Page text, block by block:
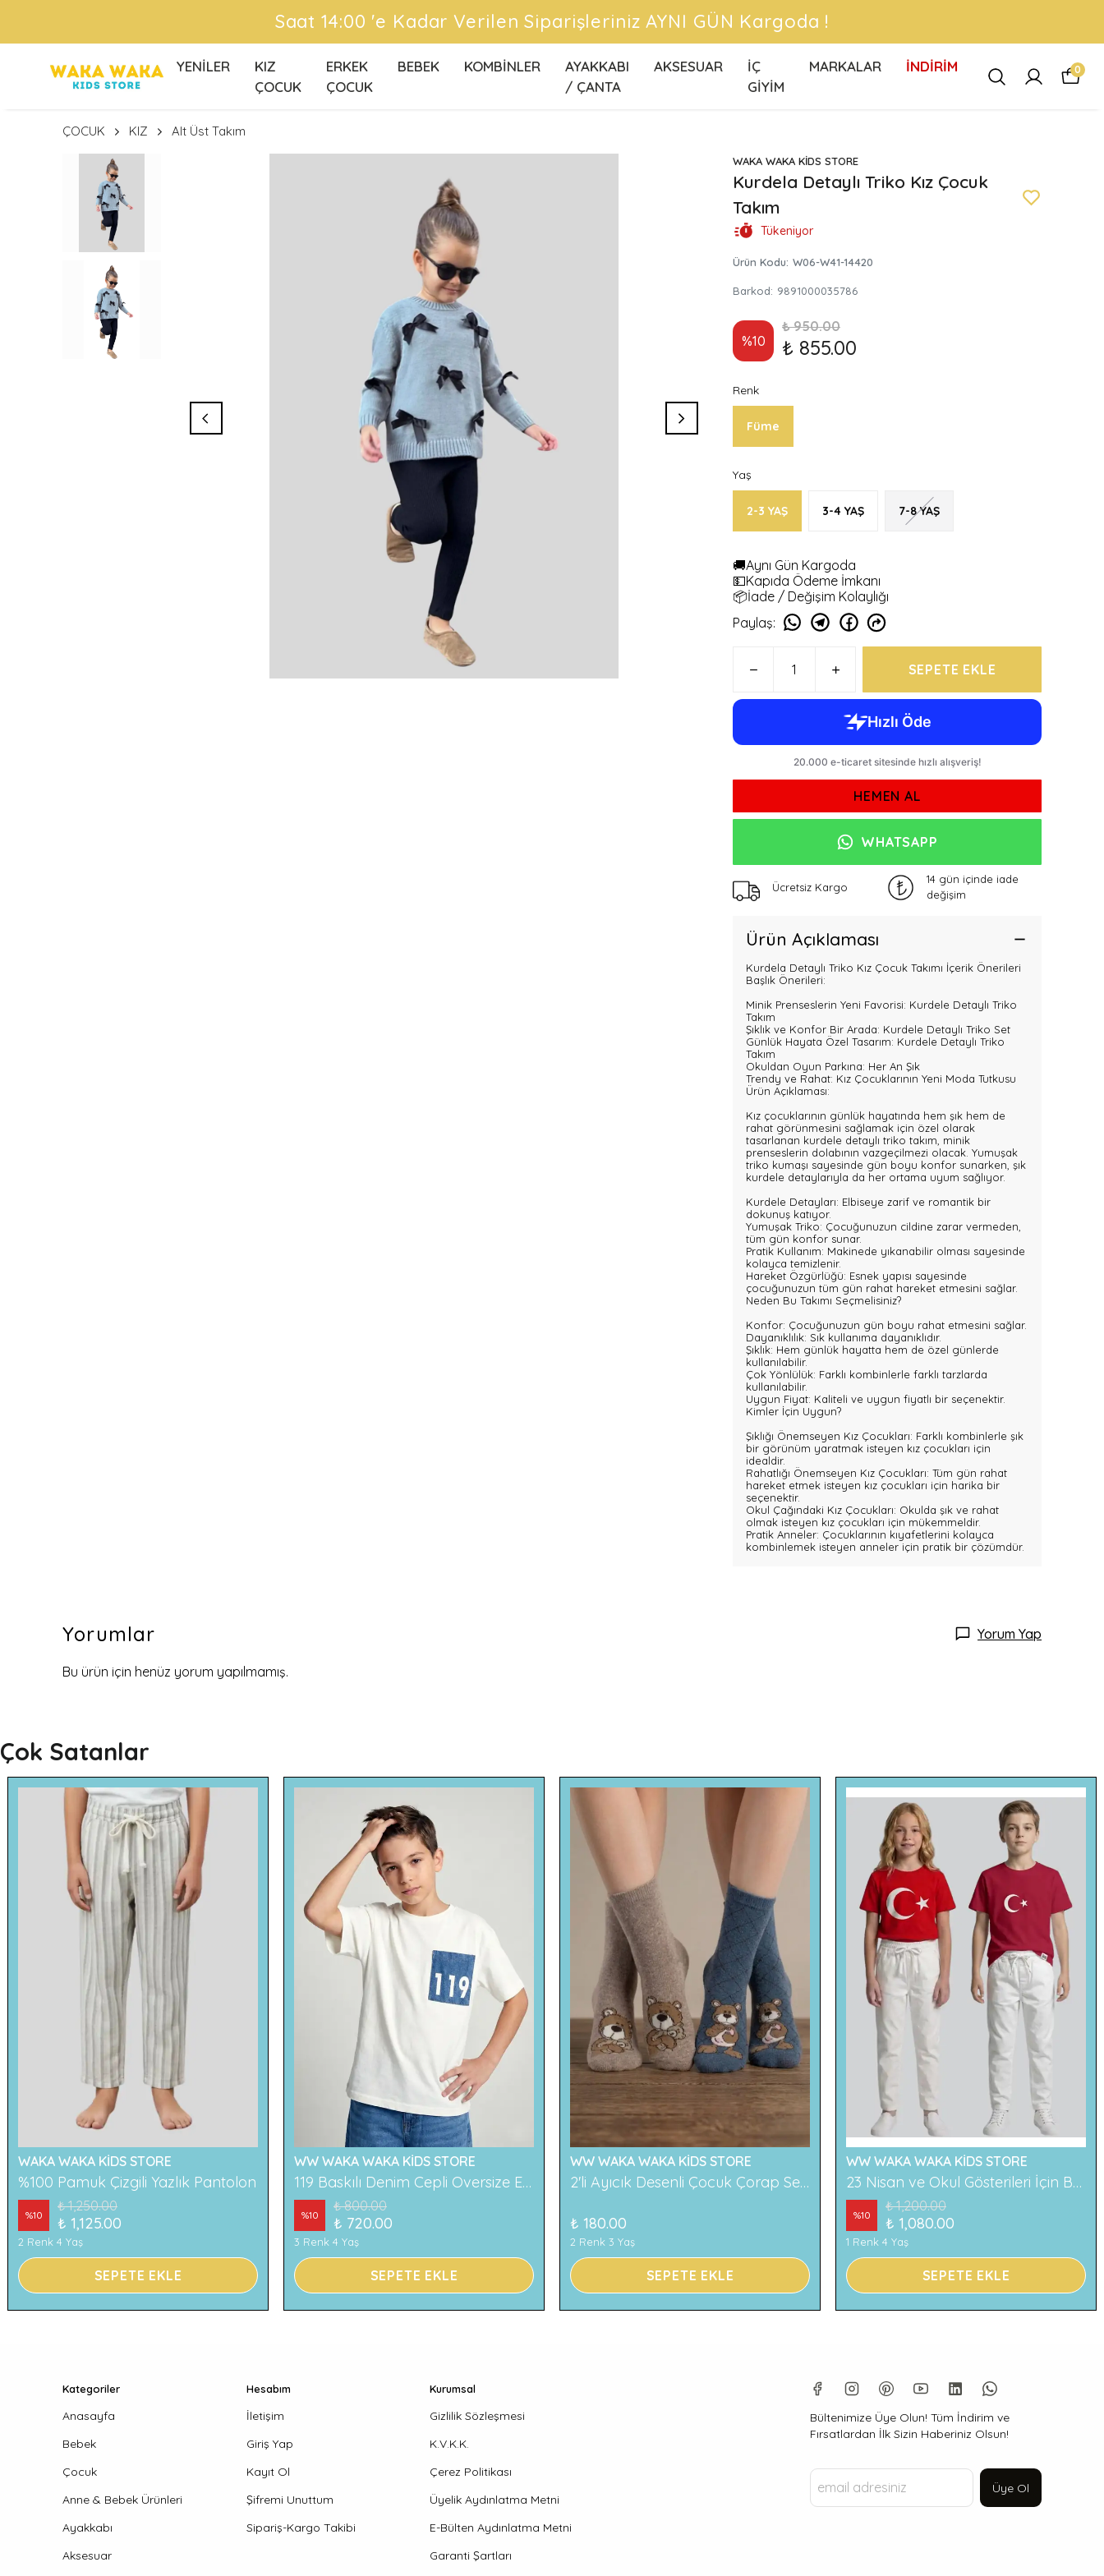
ÜCRETSİZ KARGO FIRSATLARINI KAÇIRMA !
YENİLER
KIZ
ÇOCUK
ERKEK
ÇOCUK
BEBEK KOMBİNLER
AYAKKABI
/ ÇANTA
AKSESUAR
İÇ
GİYİM
MARKALAR İNDİRİM 0
ÇOCUK KIZ Alt Üst Takım
WAKA WAKA KİDS STORE
Kurdela Detaylı Triko Kız Çocuk
Takım
Tükeniyor
Ürün Kodu: W06-W41-14420
Barkod: 9891000035786
%10
₺ 950.00
₺ 855.00
Renk
Füme
Yaş
2-3 YAŞ 3-4 YAŞ 7-8 YAŞ
🚚Aynı Gün Kargoda
💵Kapıda Ödeme İmkanı
📦İade / Değişim Kolaylığı
Paylaş:
SEPETE EKLE
HEMEN AL
WHATSAPP
Ücretsiz Kargo
14 gün içinde iade
değişim
Ürün Açıklaması
Kurdela Detaylı Triko Kız Çocuk Takımı İçerik Önerileri
Başlık Önerileri:
Minik Prenseslerin Yeni Favorisi: Kurdele Detaylı Triko
Takım
Şıklık ve Konfor Bir Arada: Kurdele Detaylı Triko Set
Günlük Hayata Özel Tasarım: Kurdele Detaylı Triko
Takım
Okuldan Oyun Parkına: Her An Şık
Trendy ve Rahat: Kız Çocuklarının Yeni Moda Tutkusu
Ürün Açıklaması:
Kız çocuklarının günlük hayatında hem şık hem de
rahat görünmesini sağlamak için özel olarak
tasarlanan kurdele detaylı triko takım, minik
prenseslerin dolabının vazgeçilmezi olacak. Yumuşak
triko kumaşı sayesinde gün boyu konfor sunarken, şık
kurdele detaylarıyla da her ortama uyum sağlıyor.
Kurdele Detayları: Elbiseye zarif ve romantik bir
dokunuş katıyor.
Yumuşak Triko: Çocuğunuzun cildine zarar vermeden,
tüm gün konfor sunar.
Pratik Kullanım: Makinede yıkanabilir olması sayesinde
kolayca temizlenir.
Hareket Özgürlüğü: Esnek yapısı sayesinde
çocuğunuzun tüm gün rahat hareket etmesini sağlar.
Neden Bu Takımı Seçmelisiniz?
Konfor: Çocuğunuzun gün boyu rahat etmesini sağlar.
Dayanıklılık: Sık kullanıma dayanıklıdır.
Şıklık: Hem günlük hayatta hem de özel günlerde
kullanılabilir.
Çok Yönlülük: Farklı kombinlerle farklı tarzlarda
kullanılabilir.
Uygun Fiyat: Kaliteli ve uygun fiyatlı bir seçenektir.
Kimler İçin Uygun?
Şıklığı Önemseyen Kız Çocukları: Farklı kombinlerle şık
bir görünüm yaratmak isteyen kız çocukları için
idealdir.
Rahatlığı Önemseyen Kız Çocukları: Tüm gün rahat
hareket etmek isteyen kız çocukları için harika bir
seçenektir.
Okul Çağındaki Kız Çocukları: Okulda şık ve rahat
olmak isteyen kız çocukları için mükemmeldir.
Pratik Anneler: Çocuklarının kıyafetlerini kolayca
kombinlemek isteyen anneler için pratik bir çözümdür.
Yorumlar Yorum Yap
Bu ürün için henüz yorum yapılmamış.
Çok Satanlar
WAKA WAKA KİDS STORE
%100 Pamuk Çizgili Yazlık Pantolon
%10
₺ 1,250.00
₺ 1,125.00
2 Renk 4 Yaş
SEPETE EKLE
WW WAKA WAKA KİDS STORE
119 Baskılı Denim Cepli Oversize Erkek Çocuk Tişört
%10
₺ 800.00
₺ 720.00
3 Renk 4 Yaş
SEPETE EKLE
WW WAKA WAKA KİDS STORE
2'li Ayıcık Desenli Çocuk Çorap Seti Renkli ve Eğlenceli Desenler Rahat ve Yumuşak Kumaş
₺ 180.00
2 Renk 3 Yaş
SEPETE EKLE
WW WAKA WAKA KİDS STORE
23 Nisan ve Okul Gösterileri İçin Beyaz Çocuk Pantolonu
%10
₺ 1,200.00
₺ 1,080.00
1 Renk 4 Yaş
SEPETE EKLE
Kategoriler
Anasayfa
Bebek
Çocuk
Anne & Bebek Ürünleri
Ayakkabı
Aksesuar
Hesabım
İletişim
Giriş Yap
Kayıt Ol
Şifremi Unuttum
Sipariş-Kargo Takibi
Kurumsal
Gizlilik Sözleşmesi
K.V.K.K.
Çerez Politikası
Üyelik Aydınlatma Metni
E-Bülten Aydınlatma Metni
Garanti Şartları
Bültenimize Üye Olun! Tüm İndirim ve
Fırsatlardan İlk Sizin Haberiniz Olsun!
Üye Ol